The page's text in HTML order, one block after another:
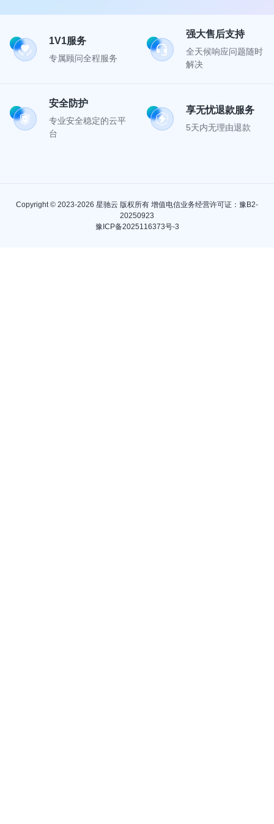
1V1服务
专属顾问全程服务
强大售后支持
全天候响应问题随时
解决
安全防护
专业安全稳定的云平
台
享无忧退款服务
5天内无理由退款
Copyright © 2023-2026 星驰云 版权所有 增值电信业务经营许可证：豫B2-
20250923
豫ICP备2025116373号-3